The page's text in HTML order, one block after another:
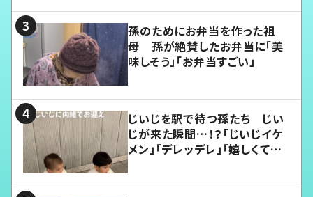
孫のためにお弁当を作った祖
母 孫が絶賛したお弁当に「美
味しそう」「お弁当すごい」
じいじを駅で待つ孫たち じい
じが来た瞬間…！？「じいじイケ
メン」「デレッデレ」「嬉しくて可